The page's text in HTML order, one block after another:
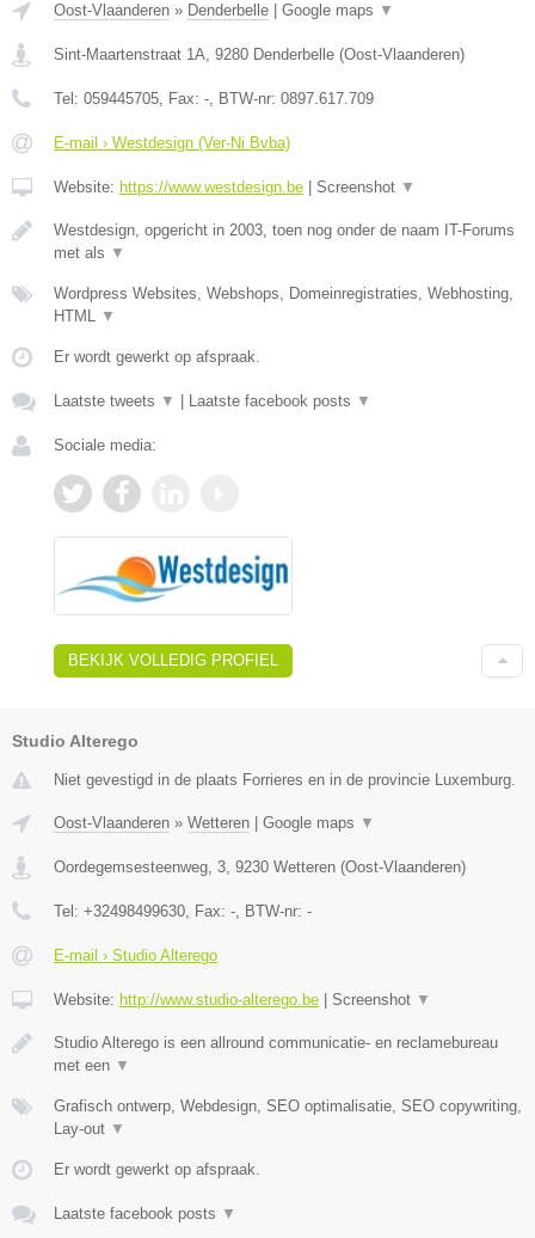
Oost-Vlaanderen » Denderbelle Google maps ▼
Sint-Maartenstraat 1A, 9280 Denderbelle (Oost-Vlaanderen)
Tel: 059445705, Fax: -, BTW-nr: 0897.617.709
E-mail › Westdesign (Ver-Ni Bvba)
Website: https://www.westdesign.be Screenshot ▼
Westdesign, opgericht in 2003, toen nog onder de naam IT-Forums
met als ▼
Wordpress Websites, Webshops, Domeinregistraties, Webhosting,
HTML ▼
Er wordt gewerkt op afspraak.
Laatste tweets ▼ Laatste facebook posts ▼
Sociale media:
BEKIJK VOLLEDIG PROFIEL
Studio Alterego
Niet gevestigd in de plaats Forrieres en in de provincie Luxemburg.
Oost-Vlaanderen » Wetteren Google maps ▼
Oordegemsesteenweg, 3, 9230 Wetteren (Oost-Vlaanderen)
Tel: +32498499630, Fax: -, BTW-nr: -
E-mail › Studio Alterego
Website: http://www.studio-alterego.be Screenshot ▼
Studio Alterego is een allround communicatie- en reclamebureau
met een ▼
Grafisch ontwerp, Webdesign, SEO optimalisatie, SEO copywriting,
Lay-out ▼
Er wordt gewerkt op afspraak.
Laatste facebook posts ▼